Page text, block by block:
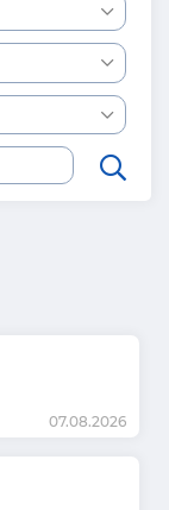
07.08.2026